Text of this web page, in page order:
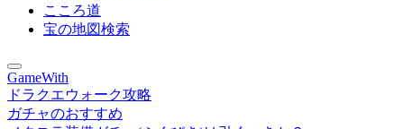
こころ道
宝の地図検索
GameWith
ドラクエウォーク攻略
ガチャのおすすめ